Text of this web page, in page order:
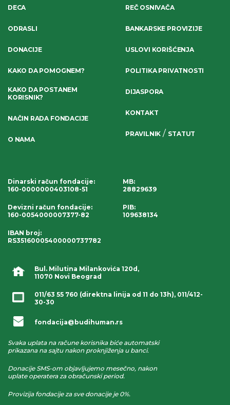
Bul. Milutina Milankovića 120d,
11070 Novi Beograd
011/63 55 760 (direktna linija od 11 do 13h), 011/412-
30-30
fondacija@budihuman.rs
Svaka uplata na račune korisnika biće automatski
prikazana na sajtu nakon proknjiženja u banci.
Donacije SMS-om objavljujemo mesečno, nakon
uplate operatera za obračunski period.
Provizija fondacije za sve donacije je 0%.
DECA
ODRASLI
DONACIJE
KAKO DA POMOGNEM?
KAKO DA POSTANEM
KORISNIK?
NAČIN RADA FONDACIJE
O NAMA
REČ OSNIVAČA
BANKARSKE PROVIZIJE
USLOVI KORIŠĆENJA
POLITIKA PRIVATNOSTI
DIJASPORA
KONTAKT
PRAVILNIK / STATUT
Dinarski račun fondacije:
160-0000000403108-51
Devizni račun fondacije:
160-0054000007377-82
IBAN broj:
RS35160005400000737782
MB:
28829639
PIB:
109638134